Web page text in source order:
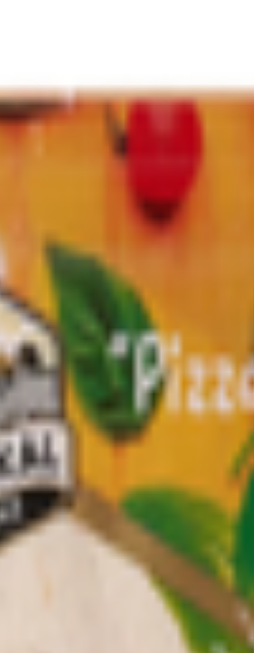
оригинальным вкусом и
различную начинку. Кроме
и наполняют начинкой.